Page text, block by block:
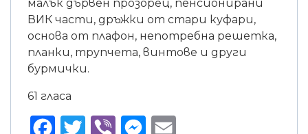
малък дървен прозорец, пенсионирани
ВИК части, дръжки от стари куфари,
основа от плафон, непотребна решетка,
планки, трупчета, винтове и други
бурмички.
61 гласа
FacebookTwitterViber Messenger